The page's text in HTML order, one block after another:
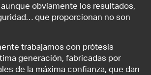
aunque obviamente los resultados,
que proporcionan no son
trabajamos con prótesis
generación, fabricadas por
de la máxima confianza, que dan